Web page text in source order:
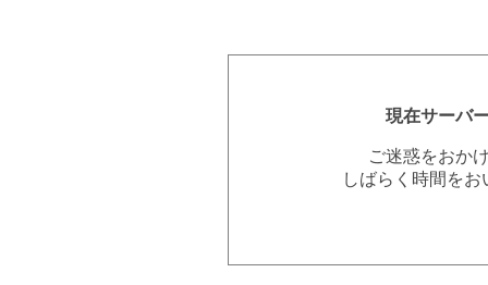
現在サーバ
ご迷惑をおか
しばらく時間を